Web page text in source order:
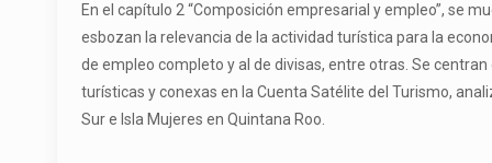
En el capítulo 2 “Composición empresarial y empleo”, se
esbozan la relevancia de la actividad turística para la
de empleo completo y al de divisas, entre otras. Se
turísticas y conexas en la Cuenta Satélite del Turismo,
Sur e Isla Mujeres en Quintana Roo.